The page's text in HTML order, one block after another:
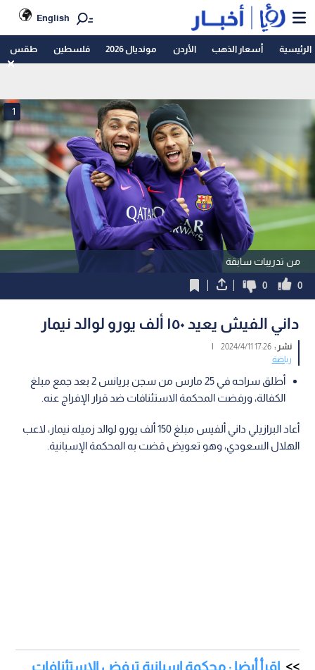
English
الرئيسية أسعار الذهب الأردن مونديال 2026 فلسطين طقس
من تدريبات سابقة
1
0
0
داني الفيش يعيد ١٥٠ ألف يورو لوالد نيمار
نشر :17:26 2024/4/11
|
رياضة
أطلق سراحه في 25 مارس من سجن بريانس 2 بعد جمع مبلغ
الكفالة، ورفضت المحكمة الاستئنافات ضد قرار الإفراج عنه.
أعاد البرازيلي داني ألفيس مبلغ 150 ألف يورو لوالد زميله نيمار، لاعب
الهلال السعودي، وهو تعويض قضت به المحكمة الإسبانية.
اقرأ أيضا : محكمة إسبانية ترفض الاستئنافات